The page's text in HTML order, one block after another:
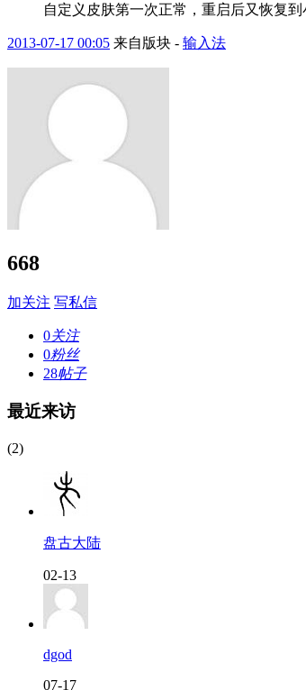
自定义皮肤第一次正常，重启后又恢复
2013-07-17 00:05 来自版块 - 输入法
668
加关注 写私信
0关注
0粉丝
28帖子
最近来访
(2)
盘古大陆
02-13
dgod
07-17